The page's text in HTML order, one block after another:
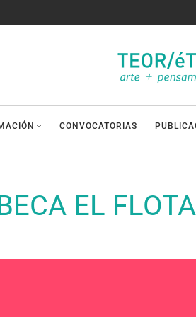
CONVOCATORIAS
EL